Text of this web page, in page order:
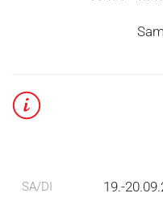
SA/DI 19.-